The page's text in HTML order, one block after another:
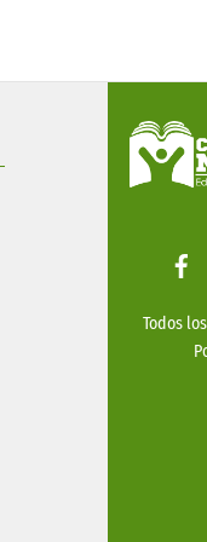
Todos